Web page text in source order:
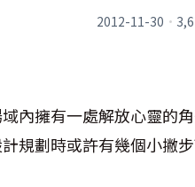
2012-11-30 ·
內擁有一處解放心靈的
規劃時或許有幾個小撇